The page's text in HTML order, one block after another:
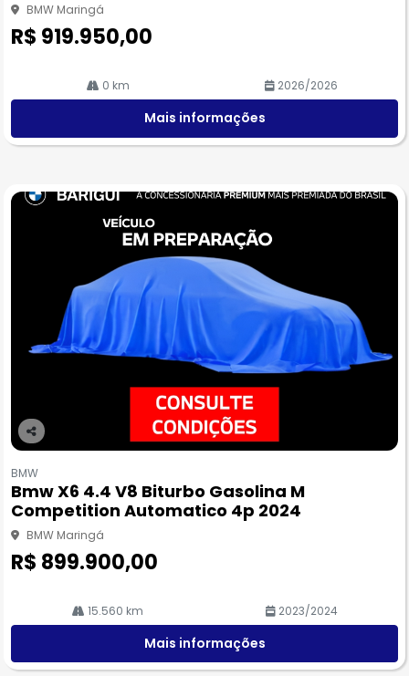
BMW Maringá
R$ 919.950,00
0 km 2026/2026
Mais informações
Co
pa
rtil
he
BMW
Bmw X6 4.4 V8 Biturbo Gasolina M
Competition Automatico 4p 2024
BMW Maringá
R$ 899.900,00
15.560 km 2023/2024
Mais informações